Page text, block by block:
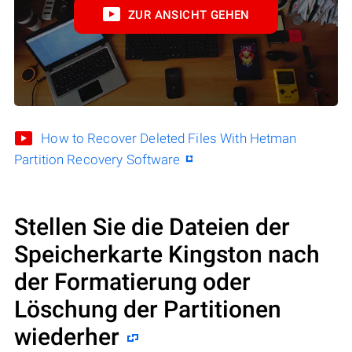
ZUR ANSICHT GEHEN
How to Recover Deleted Files With Hetman
Partition Recovery Software
Stellen Sie die Dateien der
Speicherkarte Kingston nach
der Formatierung oder
Löschung der Partitionen
wiederher